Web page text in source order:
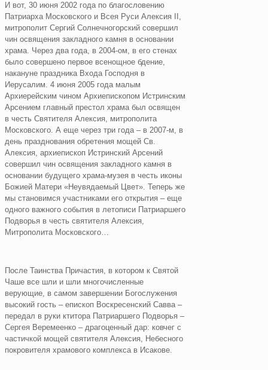
И вот, 30 июня 2002 года по благословению
Патриарха Московского и Всея Руси Алексия II,
митрополит Сергий Солнечногорский совершил
чин освящения закладного камня в основании
храма. Через два года, в 2004-ом, в его стенах
было совершено первое всенощное бдение,
накануне праздника Входа Господня в
Иерусалим. 4 июня 2005 года малым
Архиерейским чином Архиепископом Истринским
Арсением главный престол храма был освящен
в честь Святителя Алексия, митрополита
Московского. А еще через три года – в 2007-м, в
день празднования обретения мощей Св.
Алексия, архиепископ Истринский Арсений
совершил чин освящения закладного камня в
основании будущего храма-музея в честь иконы
Божией Матери «Неувядаемый Цвет». Теперь же
мы становимся участниками его открытия – еще
одного важного события в летописи Патриаршего
Подворья в честь святителя Алексия,
Митрополита Московского…
После Таинства Причастия, в котором к Святой
Чаше все шли и шли многочисленные
верующие, в самом завершении Богослужения
высокий гость – епископ Воскресенский Савва –
передал в руки ктитора Патриаршего Подворья –
Сергея Веремеенко – драгоценный дар: ковчег с
частичкой мощей святителя Алексия, Небесного
покровителя храмового комплекса в Исакове.